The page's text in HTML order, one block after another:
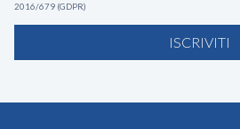
2016/679 (GDPR)
ISCRIVITI